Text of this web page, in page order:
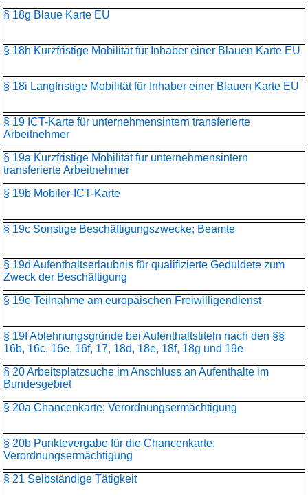
§ 18g Blaue Karte EU
§ 18h Kurzfristige Mobilität für Inhaber einer Blauen Karte EU
§ 18i Langfristige Mobilität für Inhaber einer Blauen Karte EU
§ 19 ICT-Karte für unternehmensintern transferierte
Arbeitnehmer
§ 19a Kurzfristige Mobilität für unternehmensintern
transferierte Arbeitnehmer
§ 19b Mobiler-ICT-Karte
§ 19c Sonstige Beschäftigungszwecke; Beamte
§ 19d Aufenthaltserlaubnis für qualifizierte Geduldete zum
Zweck der Beschäftigung
§ 19e Teilnahme am europäischen Freiwilligendienst
§ 19f Ablehnungsgründe bei Aufenthaltstiteln nach den §§
16b, 16c, 16e, 16f, 17, 18d, 18e, 18f, 18g und 19e
§ 20 Arbeitsplatzsuche im Anschluss an Aufenthalte im
Bundesgebiet
§ 20a Chancenkarte; Verordnungsermächtigung
§ 20b Punktevergabe für die Chancenkarte;
Verordnungsermächtigung
§ 21 Selbständige Tätigkeit